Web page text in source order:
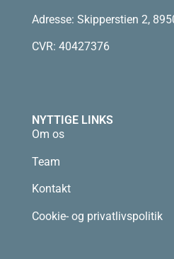
Adresse: Skipperstien 2,
CVR: 40427376
NYTTIGE LINKS
Om os
Team
Kontakt
Cookie- og privatlivspolitik